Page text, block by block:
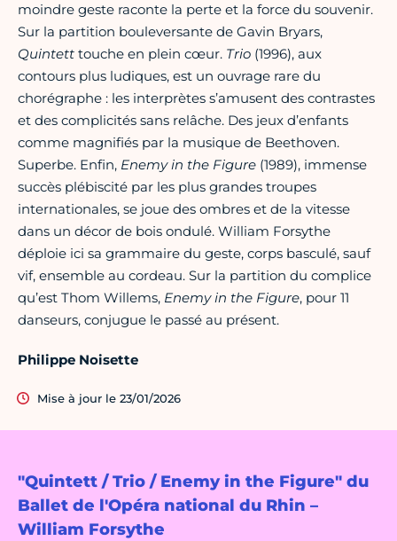
"Quintett / Trio / Enemy in the Figure" du
Ballet de l'Opéra national du Rhin –
William Forsythe
moindre geste raconte la perte et la force du souvenir.
Sur la partition bouleversante de Gavin Bryars,
Quintett touche en plein cœur. Trio (1996), aux
contours plus ludiques, est un ouvrage rare du
chorégraphe : les interprètes s’amusent des contrastes
et des complicités sans relâche. Des jeux d’enfants
comme magnifiés par la musique de Beethoven.
Superbe. Enfin, Enemy in the Figure (1989), immense
succès plébiscité par les plus grandes troupes
internationales, se joue des ombres et de la vitesse
dans un décor de bois ondulé. William Forsythe
déploie ici sa grammaire du geste, corps basculé, sauf
vif, ensemble au cordeau. Sur la partition du complice
qu’est Thom Willems, Enemy in the Figure, pour 11
danseurs, conjugue le passé au présent.
Philippe Noisette
Mise à jour le 23/01/2026